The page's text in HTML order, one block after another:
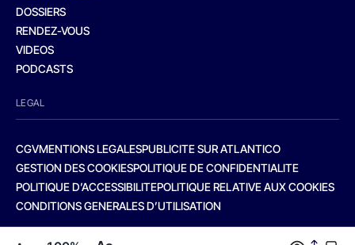
DOSSIERS
RENDEZ-VOUS
VIDEOS
PODCASTS
LEGAL
CGVMENTIONS LEGALESPUBLICITE SUR ATLANTICO
GESTION DES COOKIESPOLITIQUE DE CONFIDENTIALITE
POLITIQUE D’ACCESSIBILITEPOLITIQUE RELATIVE AUX COOKIES
CONDITIONS GENERALES D’UTILISATION